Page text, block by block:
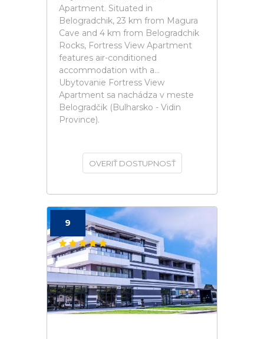
Apartment. Situated in
Belogradchik, 23 km from Magura
Cave and 4 km from Belogradchik
Rocks, Fortress View Apartment
features air-conditioned
accommodation with a...
Ubytovanie Fortress View
Apartment sa nachádza v meste
Belogradčik (Bulharsko - Vidin
Province).
OVERIŤ DOSTUPNOSŤ
9